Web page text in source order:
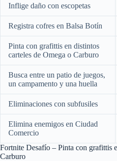
Inflige daño con escopetas
Registra cofres en Balsa Botín
Pinta con grafittis en distintos
carteles de Omega o Carburo
Busca entre un patio de juegos,
un campamento y una huella
Eliminaciones con subfusiles
Elimina enemigos en Ciudad
Comercio
Fortnite Desafío – Pinta con grafittis
Carburo